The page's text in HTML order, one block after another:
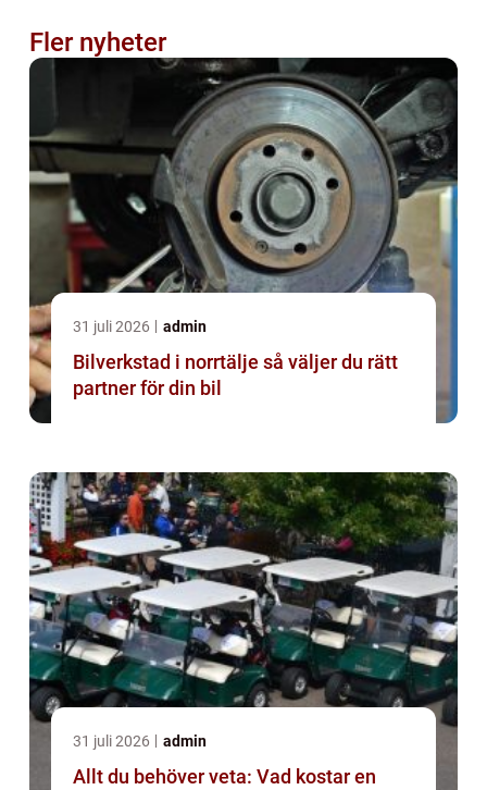
Fler nyheter
31 juli 2026 admin
Bilverkstad i norrtälje så väljer du rätt
partner för din bil
31 juli 2026 admin
Allt du behöver veta: Vad kostar en